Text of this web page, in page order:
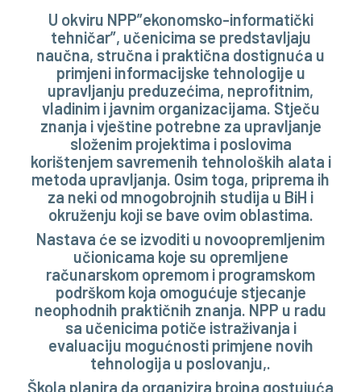
U okviru NPP”ekonomsko-informatički
tehničar”, učenicima se predstavljaju
naučna, stručna i praktična dostignuća u
primjeni informacijske tehnologije u
upravljanju preduzećima, neprofitnim,
vladinim i javnim organizacijama. Stječu
znanja i vještine potrebne za upravljanje
složenim projektima i poslovima
korištenjem savremenih tehnoloških alata i
metoda upravljanja. Osim toga, priprema ih
za neki od mnogobrojnih studija u BiH i
okruženju koji se bave ovim oblastima.
Nastava će se izvoditi u novoopremljenim
učionicama koje su opremljene
računarskom opremom i programskom
podrškom koja omogućuje stjecanje
neophodnih praktičnih znanja. NPP u radu
sa učenicima potiče istraživanja i
evaluaciju mogućnosti primjene novih
tehnologija u poslovanju,.
Škola planira da organizira brojna gostujuća